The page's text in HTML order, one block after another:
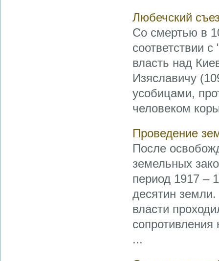
Любечский
Со смертью в
соответствии
власть над
Изяславичу
усобицами,
человеком
Проведение
После
земельных
период 1917 –
десятин
власти
сопротивления
...